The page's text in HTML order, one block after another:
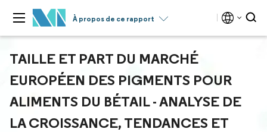
À propos de ce rapport
TAILLE ET PART DU MARCHÉ
EUROPÉEN DES PIGMENTS POUR
ALIMENTS DU BÉTAIL - ANALYSE DE
LA CROISSANCE, TENDANCES ET